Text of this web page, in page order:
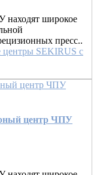
находят широкое
пресс..
SEKIRUS с
центр ЧПУ